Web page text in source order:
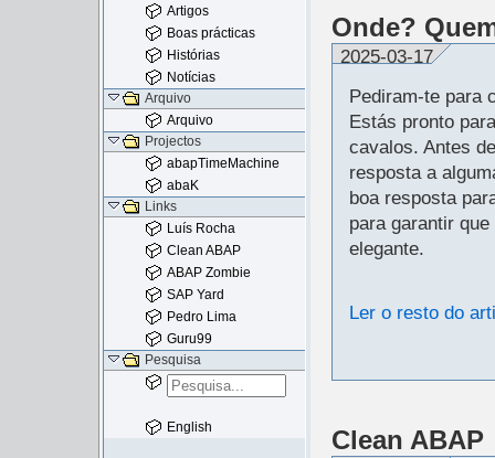
Onde?
2025-03-17
Pediram-te para
Estás pronto
cavalos. Antes
resposta a
boa resposta
para garantir
elegante.
Ler o resto do
Clean ABAP
Artigos
Boas prácticas
Histórias
Notícias
Arquivo
Arquivo
Projectos
abapTimeMachine
abaK
Links
Luís Rocha
Clean ABAP
ABAP Zombie
SAP Yard
Pedro Lima
Guru99
Pesquisa
English